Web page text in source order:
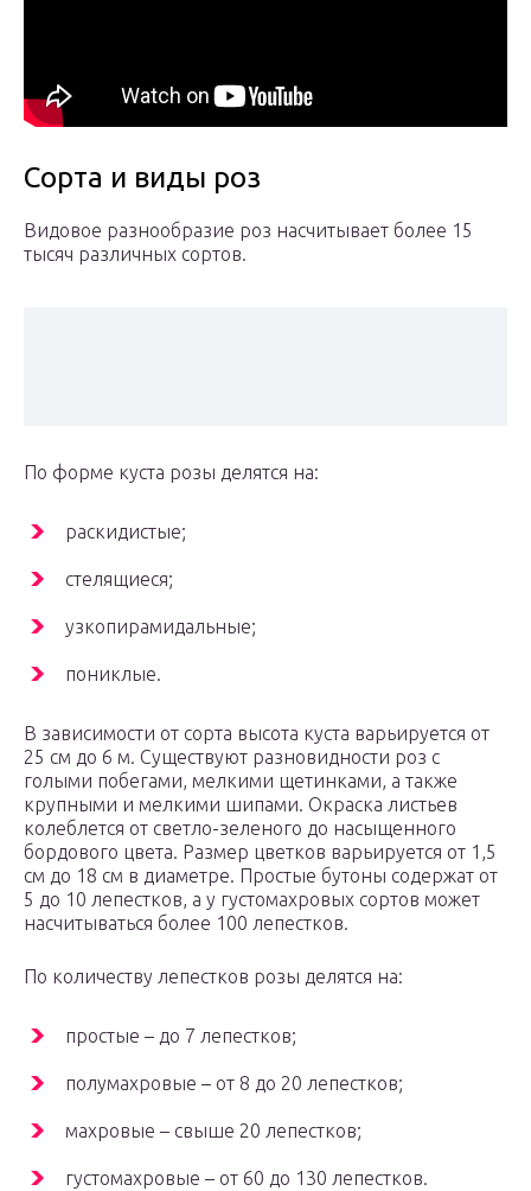
Сорта и виды роз
Видовое разнообразие роз насчитывает более 15
тысяч различных сортов.
По форме куста розы делятся на:
раскидистые;
стелящиеся;
узкопирамидальные;
пониклые.
В зависимости от сорта высота куста варьируется от
25 см до 6 м. Существуют разновидности роз с
голыми побегами, мелкими щетинками, а также
крупными и мелкими шипами. Окраска листьев
колеблется от светло-зеленого до насыщенного
бордового цвета. Размер цветков варьируется от 1,5
см до 18 см в диаметре. Простые бутоны содержат от
5 до 10 лепестков, а у густомахровых сортов может
насчитываться более 100 лепестков.
По количеству лепестков розы делятся на:
простые – до 7 лепестков;
полумахровые – от 8 до 20 лепестков;
махровые – свыше 20 лепестков;
густомахровые – от 60 до 130 лепестков.